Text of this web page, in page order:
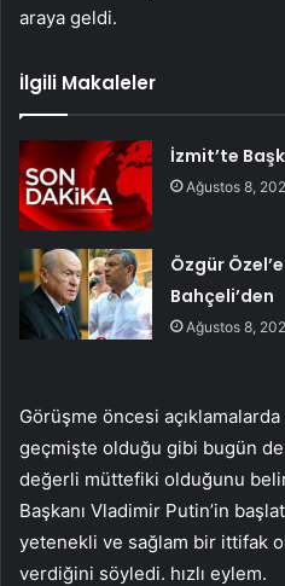
araya geldi.
İlgili Makaleler
İzmit’te
Ağustos 8,
Özgür
Bahçeli’den
Ağustos 8,
Görüşme öncesi
geçmişte olduğu gibi bugün de
değerli müttefiki olduğunu
Başkanı Vladimir Putin’in
yetenekli ve sağlam bir ittifak
verdiğini söyledi. hızlı eylem.